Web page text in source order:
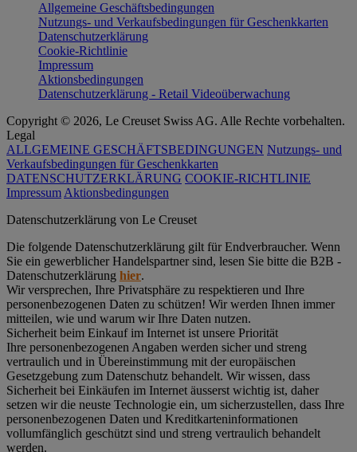
Allgemeine Geschäftsbedingungen
Nutzungs- und Verkaufsbedingungen für Geschenkkarten
Datenschutzerklärung
Cookie-Richtlinie
Impressum
Aktionsbedingungen
Datenschutzerklärung - Retail Videoüberwachung
Copyright © 2026, Le Creuset Swiss AG. Alle Rechte vorbehalten.
Legal
ALLGEMEINE GESCHÄFTSBEDINGUNGEN Nutzungs- und
Verkaufsbedingungen für Geschenkkarten
DATENSCHUTZERKLÄRUNG COOKIE-RICHTLINIE
Impressum Aktionsbedingungen
Datenschutz­erklärung von Le Creuset
Die folgende Datenschutzerklärung gilt für Endverbraucher. Wenn
Sie ein gewerblicher Handelspartner sind, lesen Sie bitte die B2B -
Datenschutzerklärung hier.
Wir versprechen, Ihre Privatsphäre zu respektieren und Ihre
personenbezogenen Daten zu schützen! Wir werden Ihnen immer
mitteilen, wie und warum wir Ihre Daten nutzen.
Sicherheit beim Einkauf im Internet ist unsere Priorität
Ihre personenbezogenen Angaben werden sicher und streng
vertraulich und in Übereinstimmung mit der europäischen
Gesetzgebung zum Datenschutz behandelt. Wir wissen, dass
Sicherheit bei Einkäufen im Internet äusserst wichtig ist, daher
setzen wir die neuste Technologie ein, um sicherzustellen, dass Ihre
personenbezogenen Daten und Kreditkarteninformationen
vollumfänglich geschützt sind und streng vertraulich behandelt
werden.